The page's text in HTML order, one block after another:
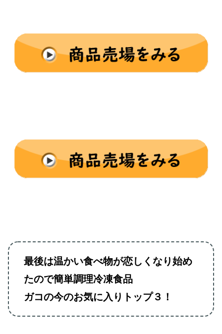
最後は温かい食べ物が恋しくなり始め
たので簡単調理冷凍食品
ガコの今のお気に入りトップ３！